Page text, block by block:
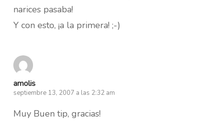
narices pasaba!
Y con esto, ¡a la primera! ;-)
amolis
septiembre 13, 2007 a las 2:32 am
Muy Buen tip, gracias!